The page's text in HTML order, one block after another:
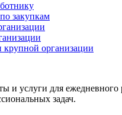
закупкам
крупной организации
и услуги для ежедневного
задач.